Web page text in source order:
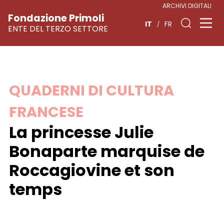
Vai
contenuto
Fondazione Primoli
ENTE DEL TERZO SETTORE
ARCHIVI DIGITALI
IT FR
QUADERNI DI CULTURA
FRANCESE
La princesse Julie
Bonaparte marquise de
Roccagiovine et son
temps